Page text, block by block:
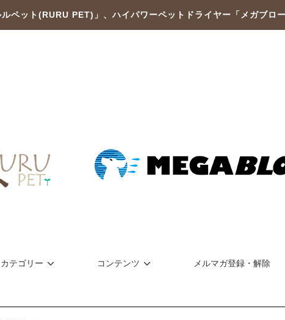
ペット(RURU PET)」、ハイパワーペットドライヤー「メガブロ
カテゴリー コンテンツ メルマガ登録・解除